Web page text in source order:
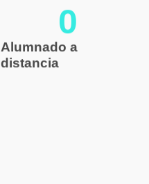
Alumnado a
distancia
0